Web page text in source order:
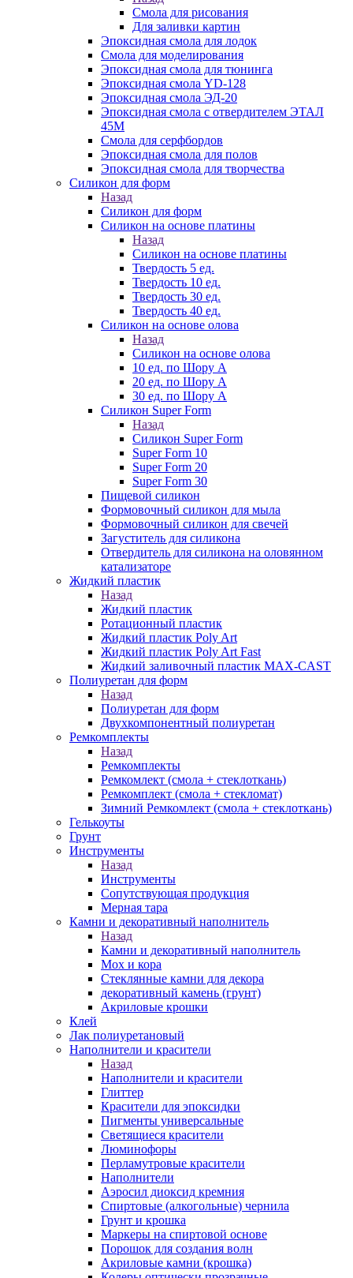
Смола для рисования
Для заливки картин
Эпоксидная смола для лодок
Смола для моделирования
Эпоксидная смола для тюнинга
Эпоксидная смола YD-128
Эпоксидная смола ЭД-20
Эпоксидная смола с отвердителем ЭТАЛ
45М
Смола для серфбордов
Эпоксидная смола для полов
Эпоксидная смола для творчества
Силикон для форм
Назад
Силикон для форм
Силикон на основе платины
Назад
Силикон на основе платины
Твердость 5 ед.
Твердость 10 ед.
Твердость 30 ед.
Твердость 40 ед.
Силикон на основе олова
Назад
Силикон на основе олова
10 ед. по Шору А
20 ед. по Шору А
30 ед. по Шору А
Силикон Super Form
Назад
Силикон Super Form
Super Form 10
Super Form 20
Super Form 30
Пищевой силикон
Формовочный силикон для мыла
Формовочный силикон для свечей
Загуститель для силикона
Отвердитель для силикона на оловянном
катализаторе
Жидкий пластик
Назад
Жидкий пластик
Ротационный пластик
Жидкий пластик Poly Art
Жидкий пластик Poly Art Fast
Жидкий заливочный пластик MAX-CAST
Полиуретан для форм
Назад
Полиуретан для форм
Двухкомпонентный полиуретан
Ремкомплекты
Назад
Ремкомплекты
Ремкомлект (смола + стеклоткань)
Ремкомплект (смола + стекломат)
Зимний Ремкомлект (смола + стеклоткань)
Гелькоуты
Грунт
Инструменты
Назад
Инструменты
Сопутствующая продукция
Мерная тара
Камни и декоративный наполнитель
Назад
Камни и декоративный наполнитель
Мох и кора
Стеклянные камни для декора
декоративный камень (грунт)
Акриловые крошки
Клей
Лак полиуретановый
Наполнители и красители
Назад
Наполнители и красители
Глиттер
Красители для эпоксидки
Пигменты универсальные
Светящиеся красители
Люминофоры
Перламутровые красители
Наполнители
Аэросил диоксид кремния
Спиртовые (алкогольные) чернила
Грунт и крошка
Маркеры на спиртовой основе
Порошок для создания волн
Акриловые камни (крошка)